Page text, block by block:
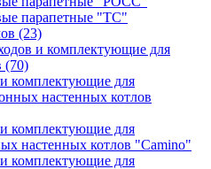
парапетные "ТС"
(23)
и комплектующие для
(70)
комплектующие для
настенных котлов
комплектующие для
настенных котлов "Camino"
комплектующие для